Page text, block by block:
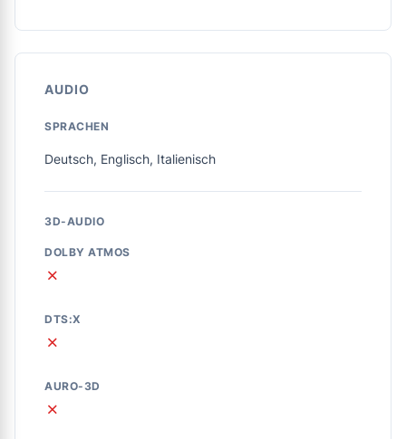
AUDIO
SPRACHEN
Deutsch, Englisch, Italienisch
3D-AUDIO
DOLBY ATMOS
✗
DTS:X
✗
AURO-3D
✗